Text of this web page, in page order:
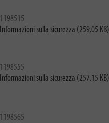
1198515
Informazioni sulla sicurezza (259.05 KB)
1198555
Informazioni sulla sicurezza (257.15 KB)
1198565